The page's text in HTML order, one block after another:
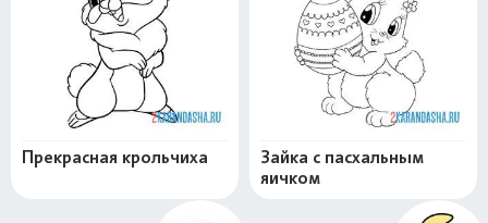
Прекрасная крольчиха
Зайка с пасхальным
яичком